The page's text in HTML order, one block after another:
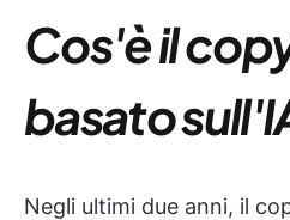
Cos'è il
basato
Negli ultimi due anni, il